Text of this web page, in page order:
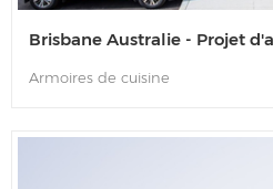
Brisbane Australie - Projet
Armoires de cuisine